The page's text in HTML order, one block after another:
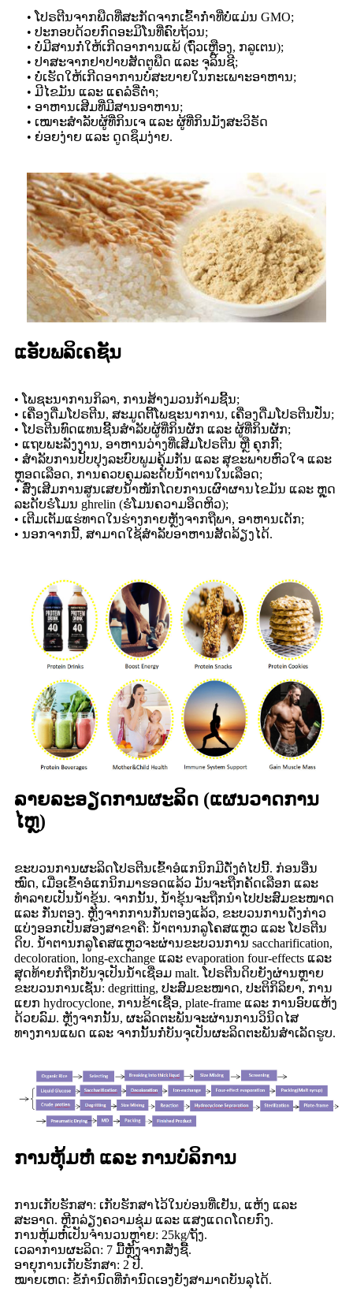
• ໂປຣຕີນຈາກພືດທີ່ສະກັດຈາກເຂົ້າກ່ຳທີ່ບໍ່ແມ່ນ GMO;
• ປະກອບດ້ວຍກົດອະມິໂນທີ່ຄົບຖ້ວນ;
• ບໍ່ມີສານກໍ່ໃຫ້ເກີດອາການແພ້ (ຖົ່ວເຫຼືອງ, ກລູເຕນ);
• ປາສະຈາກຢາປາບສັດຕູພືດ ແລະ ຈຸລິນຊີ;
• ບໍ່ເຮັດໃຫ້ເກີດອາການບໍ່ສະບາຍໃນກະເພາະອາຫານ;
• ມີໄຂມັນ ແລະ ແຄລໍຣີ່ຕໍ່າ;
• ອາຫານເສີມທີ່ມີສານອາຫານ;
• ເໝາະສຳລັບຜູ້ທີ່ກິນເຈ ແລະ ຜູ້ທີ່ກິນມັງສະວິຣັດ
• ຍ່ອຍງ່າຍ ແລະ ດູດຊຶມງ່າຍ.
ແອັບພລິເຄຊັນ
• ໂພຊະນາການກິລາ, ການສ້າງມວນກ້າມຊີ້ນ;
• ເຄື່ອງດື່ມໂປຣຕີນ, ສະມູດຕີ້ໂພຊະນາການ, ເຄື່ອງດື່ມໂປຣຕີນປັ່ນ;
• ໂປຣຕີນທົດແທນຊີ້ນສຳລັບຜູ້ທີ່ກິນຜັກ ແລະ ຜູ້ທີ່ກິນຜັກ;
• ແຖບພະລັງງານ, ອາຫານວ່າງທີ່ເສີມໂປຣຕີນ ຫຼື ຄຸກກີ້;
• ສຳລັບການປັບປຸງລະບົບພູມຄຸ້ມກັນ ແລະ ສຸຂະພາບຫົວໃຈ ແລະ
ຫຼອດເລືອດ, ການຄວບຄຸມລະດັບນ້ຳຕານໃນເລືອດ;
• ສົ່ງເສີມການສູນເສຍນ້ຳໜັກໂດຍການເຜົາຜານໄຂມັນ ແລະ ຫຼຸດ
ລະດັບຮໍໂມນ ghrelin (ຮໍໂມນຄວາມອຶດຫິວ);
• ເຕີມເຕັມແຮ່ທາດໃນຮ່າງກາຍຫຼັງຈາກຖືພາ, ອາຫານເດັກ;
• ນອກຈາກນີ້, ສາມາດໃຊ້ສໍາລັບອາຫານສັດລ້ຽງໄດ້.
ລາຍລະອຽດການຜະລິດ (ແຜນວາດການ
ໄຫຼ)
ຂະບວນການຜະລິດໂປຣຕີນເຂົ້າອໍແກນິກມີດັ່ງຕໍ່ໄປນີ້. ກ່ອນອື່ນ
ໝົດ, ເມື່ອເຂົ້າອໍແກນິກມາຮອດແລ້ວ ມັນຈະຖືກຄັດເລືອກ ແລະ
ທຳລາຍເປັນນ້ຳຂຸ້ນ. ຈາກນັ້ນ, ນ້ຳຂຸ້ນຈະຖືກນຳໄປປະສົມຂະໜາດ
ແລະ ກັ່ນຕອງ. ຫຼັງຈາກການກັ່ນຕອງແລ້ວ, ຂະບວນການດັ່ງກ່າວ
ແບ່ງອອກເປັນສອງສາຂາຄື: ນ້ຳຕານກລູໂຄສແຫຼວ ແລະ ໂປຣຕີນ
ດິບ. ນ້ຳຕານກລູໂຄສແຫຼວຈະຜ່ານຂະບວນການ saccharification,
decoloration, long-exchange ແລະ evaporation four-effects ແລະ
ສຸດທ້າຍກໍ່ຖືກບັນຈຸເປັນນ້ຳເຊື່ອມ malt. ໂປຣຕີນດິບຍັງຜ່ານຫຼາຍ
ຂະບວນການເຊັ່ນ: degritting, ປະສົມຂະໜາດ, ປະຕິກິລິຍາ, ການ
ແຍກ hydrocyclone, ການຂ້າເຊື້ອ, plate-frame ແລະ ການອົບແຫ້ງ
ດ້ວຍລົມ. ຫຼັງຈາກນັ້ນ, ຜະລິດຕະພັນຈະຜ່ານການວິນິດໄສ
ທາງການແພດ ແລະ ຈາກນັ້ນກໍ່ບັນຈຸເປັນຜະລິດຕະພັນສຳເລັດຮູບ.
ການຫຸ້ມຫໍ່ ແລະ ການບໍລິການ
ການເກັບຮັກສາ: ເກັບຮັກສາໄວ້ໃນບ່ອນທີ່ເຢັນ, ແຫ້ງ ແລະ
ສະອາດ. ຫຼີກລ່ຽງຄວາມຊຸ່ມ ແລະ ແສງແດດໂດຍກົງ.
ການຫຸ້ມຫໍ່ເປັນຈຳນວນຫຼາຍ: 25kg/ຖັງ.
ເວລາການຜະລິດ: 7 ມື້ຫຼັງຈາກສັ່ງຊື້.
ອາຍຸການເກັບຮັກສາ: 2 ປີ.
ໝາຍເຫດ: ຂໍ້ກຳນົດທີ່ກຳນົດເອງຍັງສາມາດບັນລຸໄດ້.